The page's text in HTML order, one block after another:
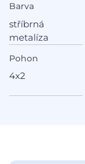
Barva
stříbrná
metalíza
Pohon
4x2